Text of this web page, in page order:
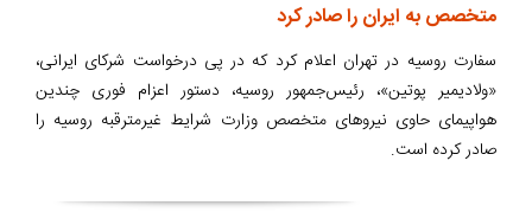
متخصص به ایران را صادر کرد
سفارت روسیه در تهران اعلام کرد که در پی درخواست شرکای ایرانی،
«ولادیمیر پوتین»، رئیس‌جمهور روسیه، دستور اعزام فوری چندین
هواپیمای حاوی نیروهای متخصص وزارت شرایط غیرمترقبه روسیه را
صادر کرده است.